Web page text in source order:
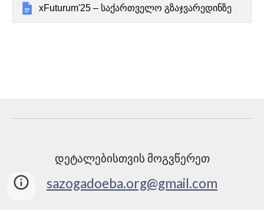
xFuturum'25 – საქართველო გზაჯვარედინზე
დეტალებისთვის მოგვწერეთ
sazogadoeba.org@gmail.com